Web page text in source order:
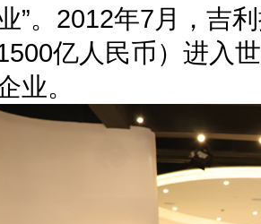
”。2012年7月，吉
亿人民币）进入
业。